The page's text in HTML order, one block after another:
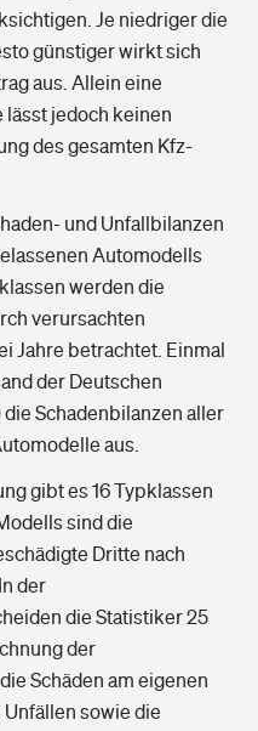
Je niedriger die
günstiger wirkt sich
aus. Allein eine
lässt jedoch keinen
des gesamten Kfz-
und Unfallbilanzen
Automodells
werden die
verursachten
Jahre betrachtet. Einmal
der Deutschen
Schadenbilanzen aller
aus.
gibt es 16 Typklassen
sind die
Dritte nach
der
die Statistiker 25
der
Schäden am eigenen
sowie die